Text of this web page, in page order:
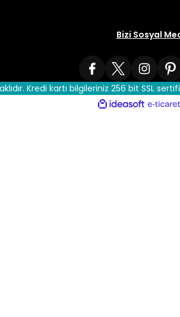
Bizi Sosyal
Kredi kartı bilgileriniz 256 bit SSL
ideasoft